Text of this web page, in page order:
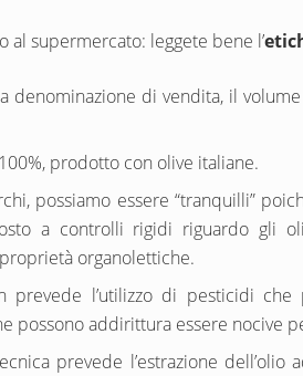
supermercato: leggete bene l’
denominazione di vendita, il
prodotto con olive italiane.
possiamo essere “tranquilli”
a controlli rigidi riguardo gli
organolettiche.
prevede l’utilizzo di pesticidi
possono addirittura essere nocive
prevede l’estrazione